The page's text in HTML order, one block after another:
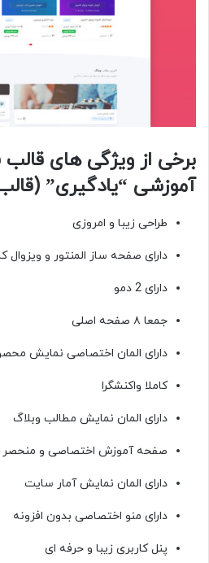
برخی از ویژگی های
آموزشی “یادگیری”
طراحی زیبا و امروزی
دارای صفحه ساز المنتور و ویزوال
دارای 2 دمو
جمعا ۸ صفحه اصلی
دارای المان اختصاصی نمایش
کاملا واکنشگرا
دارای المان نمایش مطالب وبلاگ
صفحه آموزش اختصاصی و منحصر
دارای المان نمایش آمار سایت
دارای منو اختصاصی بدون افزونه
پنل کاربری زیبا و حرفه ای